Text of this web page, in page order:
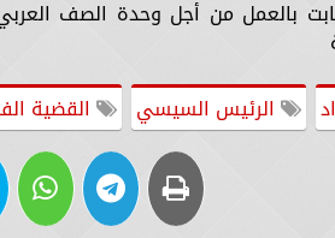
بالعمل من أجل وحدة الصف
الرئيس السيسي القضية